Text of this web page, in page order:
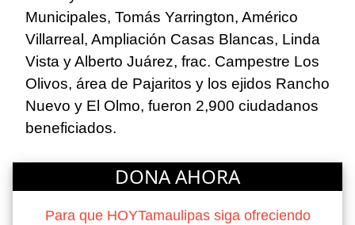
Municipales, Tomás Yarrington, Américo
Villarreal, Ampliación Casas Blancas, Linda
Vista y Alberto Juárez, frac. Campestre Los
Olivos, área de Pajaritos y los ejidos Rancho
Nuevo y El Olmo, fueron 2,900 ciudadanos
beneficiados.
DONA AHORA
Para que HOYTamaulipas siga ofreciendo